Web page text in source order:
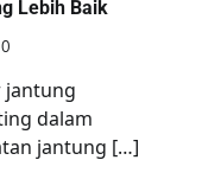
Lebih Baik
0
jantung
dalam
jantung […]